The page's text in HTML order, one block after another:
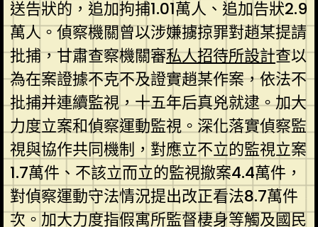
送告狀的，追加拘捕1.01萬人、追加告狀2.9
萬人。偵察機關曾以涉嫌擄掠罪對趙某提請
批捕，甘肅查察機關審私人招待所設計查以
為在案證據不克不及證實趙某作案，依法不
批捕并連續監視，十五年后真兇就逮。加大
力度立案和偵察運動監視。深化落實偵察監
視與協作共同機制，對應立不立的監視立案
1.7萬件、不該立而立的監視撤案4.4萬件，
對偵察運動守法情況提出改正看法8.7萬件
次。加大力度指假寓所監督棲身等觸及國民